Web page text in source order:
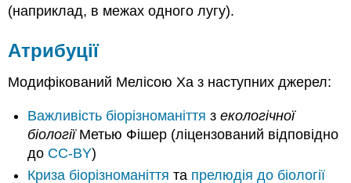
(наприклад, в межах одного лугу).
Атрибуції
Модифікований Мелісою Ха з наступних джерел:
Важливість біорізноманіття зекологічної
біологіїМетью Фішер (ліцензований відповідно
до CC-BY)
Криза біорізноманіття та прелюдія до біології